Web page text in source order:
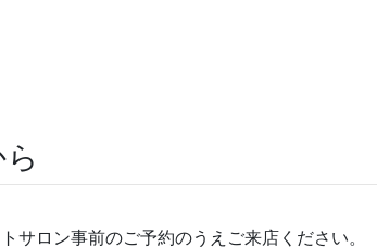
サロン事前のご予約のうえご来店ください。